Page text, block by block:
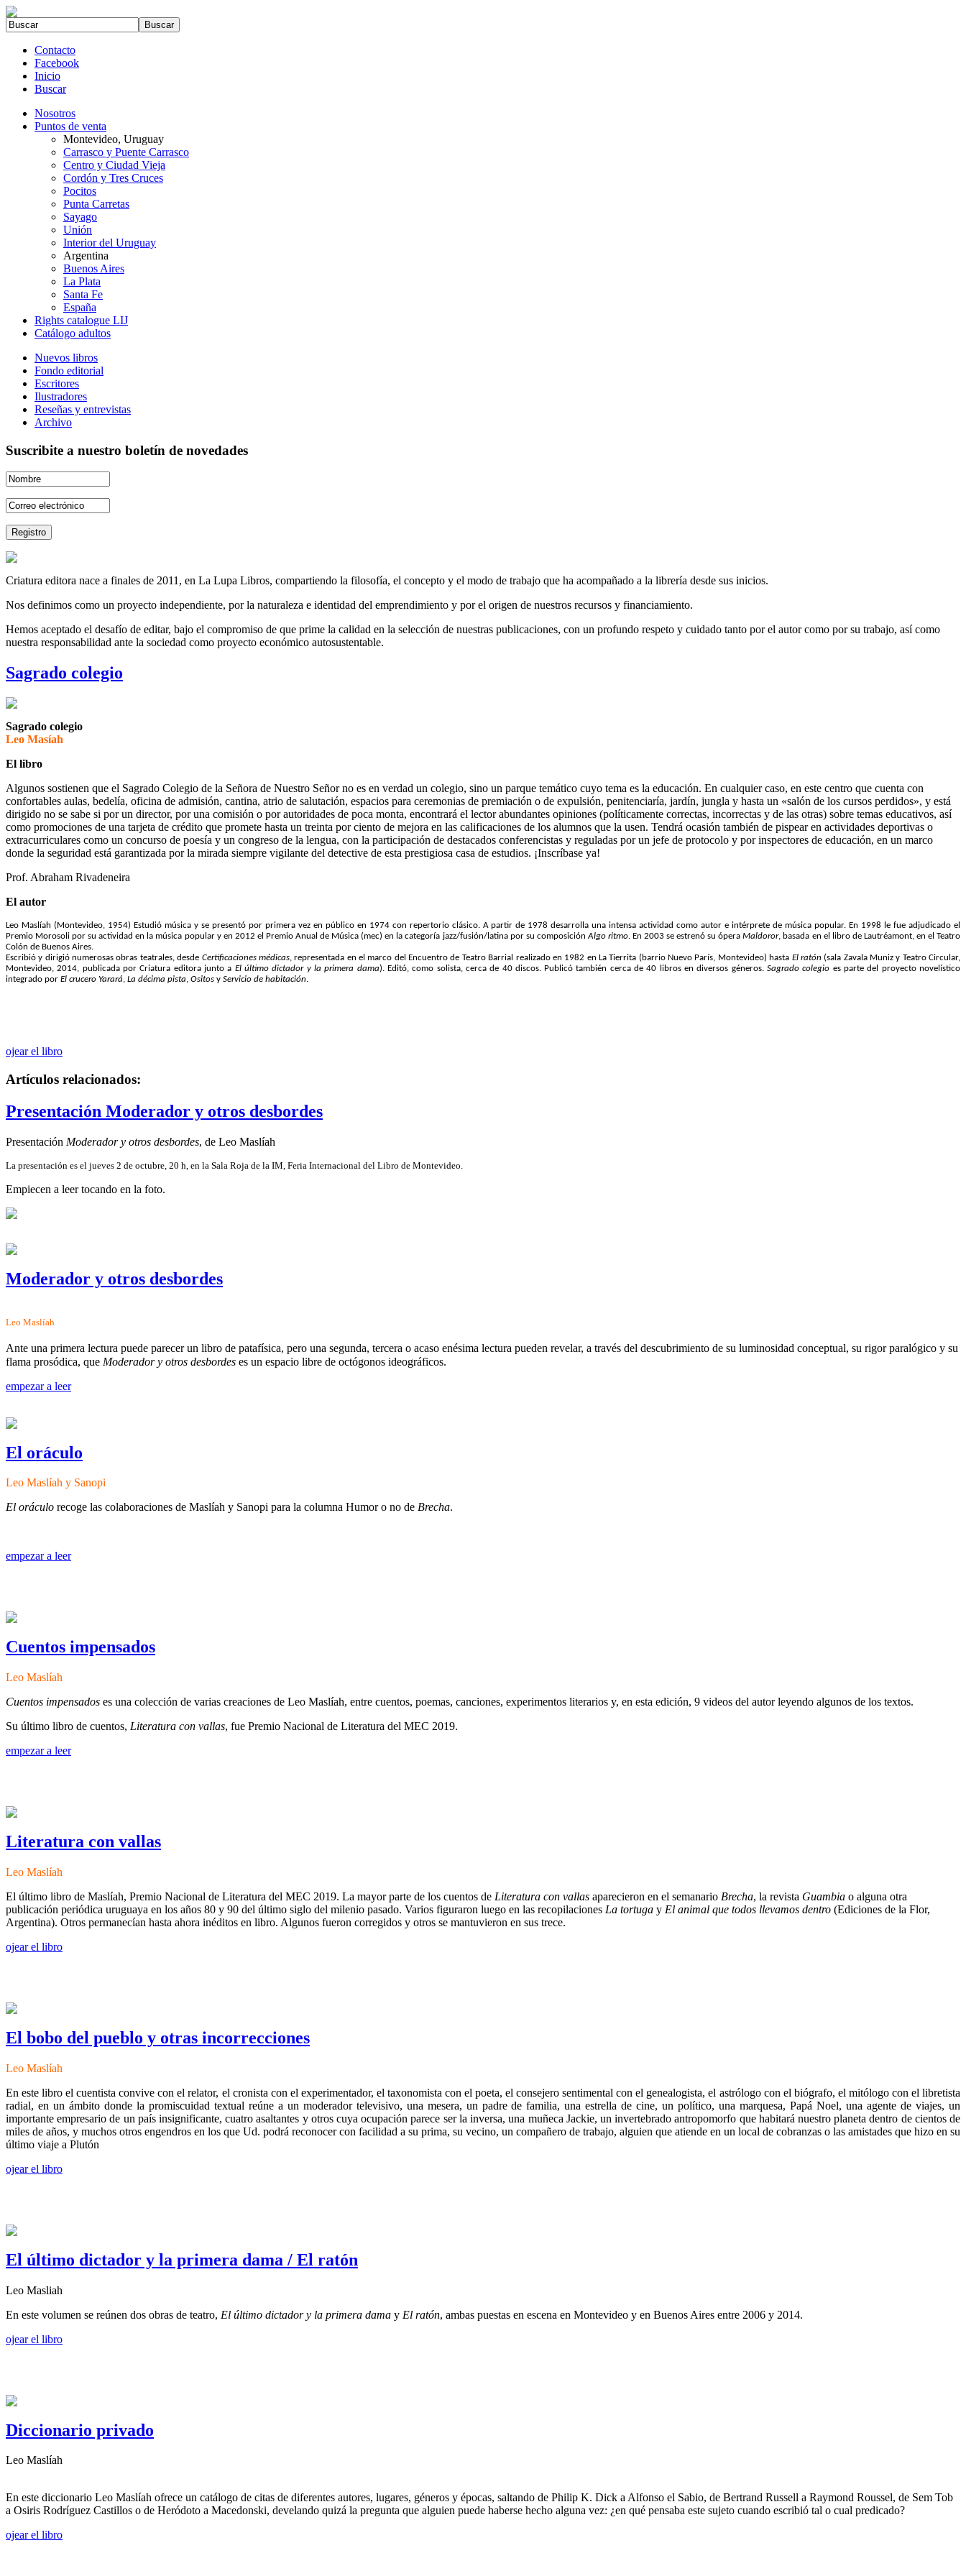
Contacto
Facebook
Inicio
Buscar
Nosotros
Puntos de venta
Montevideo, Uruguay
Carrasco y Puente Carrasco
Centro y Ciudad Vieja
Cordón y Tres Cruces
Pocitos
Punta Carretas
Sayago
Unión
Interior del Uruguay
Argentina
Buenos Aires
La Plata
Santa Fe
España
Rights catalogue LIJ
Catálogo adultos
Nuevos libros
Fondo editorial
Escritores
Ilustradores
Reseñas y entrevistas
Archivo
Suscribite a nuestro boletín de novedades
Criatura editora nace a finales de 2011, en La Lupa Libros, compartiendo la filosofía, el concepto y el modo de trabajo que ha acompañado a la librería desde sus inicios.
Nos definimos como un proyecto independiente, por la naturaleza e identidad del emprendimiento y por el origen de nuestros recursos y financiamiento.
Hemos aceptado el desafío de editar, bajo el compromiso de que prime la calidad en la selección de nuestras publicaciones, con un profundo respeto y cuidado tanto por el autor como por su trabajo, así como
nuestra responsabilidad ante la sociedad como proyecto económico autosustentable.
Sagrado colegio
Sagrado colegio
Leo Masíah
El libro
Algunos sostienen que el Sagrado Colegio de la Señora de Nuestro Señor no es en verdad un colegio, sino un parque temático cuyo tema es la educación. En cualquier caso, en este centro que cuenta con
confortables aulas, bedelía, oficina de admisión, cantina, atrio de salutación, espacios para ceremonias de premiación o de expulsión, penitenciaría, jardín, jungla y hasta un «salón de los cursos perdidos», y está
dirigido no se sabe si por un director, por una comisión o por autoridades de poca monta, encontrará el lector abundantes opiniones (políticamente correctas, incorrectas y de las otras) sobre temas educativos, así
como promociones de una tarjeta de crédito que promete hasta un treinta por ciento de mejora en las calificaciones de los alumnos que la usen. Tendrá ocasión también de pispear en actividades deportivas o
extracurriculares como un concurso de poesía y un congreso de la lengua, con la participación de destacados conferencistas y reguladas por un jefe de protocolo y por inspectores de educación, en un marco
donde la seguridad está garantizada por la mirada siempre vigilante del detective de esta prestigiosa casa de estudios. ¡Inscríbase ya!
Prof. Abraham Rivadeneira
El autor
Leo Maslíah (Montevideo, 1954) Estudió música y se presentó por primera vez en público en 1974 con repertorio clásico. A partir de 1978 desarrolla una intensa actividad como autor e intérprete de música popular. En 1998 le fue adjudicado el
Premio Morosoli por su actividad en la música popular y en 2012 el Premio Anual de Música (mec) en la categoría jazz/fusión/latina por su composiciónAlgo ritmo. En 2003 se estrenó su óperaMaldoror, basada en el libro de Lautréamont, en el Teatro
Colón de Buenos Aires.
Escribió y dirigió numerosas obras teatrales, desde Certificaciones médicas, representada en el marco del Encuentro de Teatro Barrial realizado en 1982 en La Tierrita (barrio Nuevo París, Montevideo) hasta El ratón (sala Zavala Muniz y Teatro Circular,
Montevideo, 2014, publicada por Criatura editora junto a El último dictador y la primera dama). Editó, como solista, cerca de 40 discos. Publicó también cerca de 40 libros en diversos géneros.Sagrado colegio es parte del proyecto novelístico
integrado por El crucero Yarará, La décima pista, Ositos y Servicio de habitación.
ojear el libro
Artículos relacionados:
Presentación Moderador y otros desbordes
Presentación Moderador y otros desbordes, de Leo Maslíah
La presentación es el jueves 2 de octubre, 20 h, en la Sala Roja de la IM, Feria Internacional del Libro de Montevideo.
Empiecen a leer tocando en la foto.
Moderador y otros desbordes
Leo Maslíah
Ante una primera lectura puede parecer un libro de patafísica, pero una segunda, tercera o acaso enésima lectura pueden revelar, a través del descubrimiento de su luminosidad conceptual, su rigor paralógico y su
flama prosódica, que Moderador y otros desbordes es un espacio libre de octógonos ideográficos.
empezar a leer
El oráculo
Leo Maslíah y Sanopi
El oráculo recoge las colaboraciones de Maslíah y Sanopi para la columna Humor o no de Brecha.
empezar a leer
Cuentos impensados
Leo Maslíah
Cuentos impensados es una colección de varias creaciones de Leo Maslíah, entre cuentos, poemas, canciones, experimentos literarios y, en esta edición, 9 videos del autor leyendo algunos de los textos.
Su último libro de cuentos, Literatura con vallas, fue Premio Nacional de Literatura del MEC 2019.
empezar a leer
Literatura con vallas
Leo Maslíah
El último libro de Maslíah, Premio Nacional de Literatura del MEC 2019. La mayor parte de los cuentos de Literatura con vallas aparecieron en el semanario Brecha, la revista Guambia o alguna otra
publicación periódica uruguaya en los años 80 y 90 del último siglo del milenio pasado. Varios figuraron luego en las recopilaciones La tortuga y El animal que todos llevamos dentro (Ediciones de la Flor,
Argentina). Otros permanecían hasta ahora inéditos en libro. Algunos fueron corregidos y otros se mantuvieron en sus trece.
ojear el libro
El bobo del pueblo y otras incorrecciones
Leo Maslíah
En este libro el cuentista convive con el relator, el cronista con el experimentador, el taxonomista con el poeta, el consejero sentimental con el genealogista, el astrólogo con el biógrafo, el mitólogo con el libretista
radial, en un ámbito donde la promiscuidad textual reúne a un moderador televisivo, una mesera, un padre de familia, una estrella de cine, un político, una marquesa, Papá Noel, una agente de viajes, un
importante empresario de un país insignificante, cuatro asaltantes y otros cuya ocupación parece ser la inversa, una muñeca Jackie, un invertebrado antropomorfo que habitará nuestro planeta dentro de cientos de
miles de años, y muchos otros engendros en los que Ud. podrá reconocer con facilidad a su prima, su vecino, un compañero de trabajo, alguien que atiende en un local de cobranzas o las amistades que hizo en su
último viaje a Plutón
ojear el libro
El último dictador y la primera dama / El ratón
Leo Masliah
En este volumen se reúnen dos obras de teatro, El último dictador y la primera dama y El ratón, ambas puestas en escena en Montevideo y en Buenos Aires entre 2006 y 2014.
ojear el libro
Diccionario privado
Leo Maslíah
En este diccionario Leo Maslíah ofrece un catálogo de citas de diferentes autores, lugares, géneros y épocas, saltando de Philip K. Dick a Alfonso el Sabio, de Bertrand Russell a Raymond Roussel, de Sem Tob
a Osiris Rodríguez Castillos o de Heródoto a Macedonski, develando quizá la pregunta que alguien puede haberse hecho alguna vez: ¿en qué pensaba este sujeto cuando escribió tal o cual predicado?
ojear el libro